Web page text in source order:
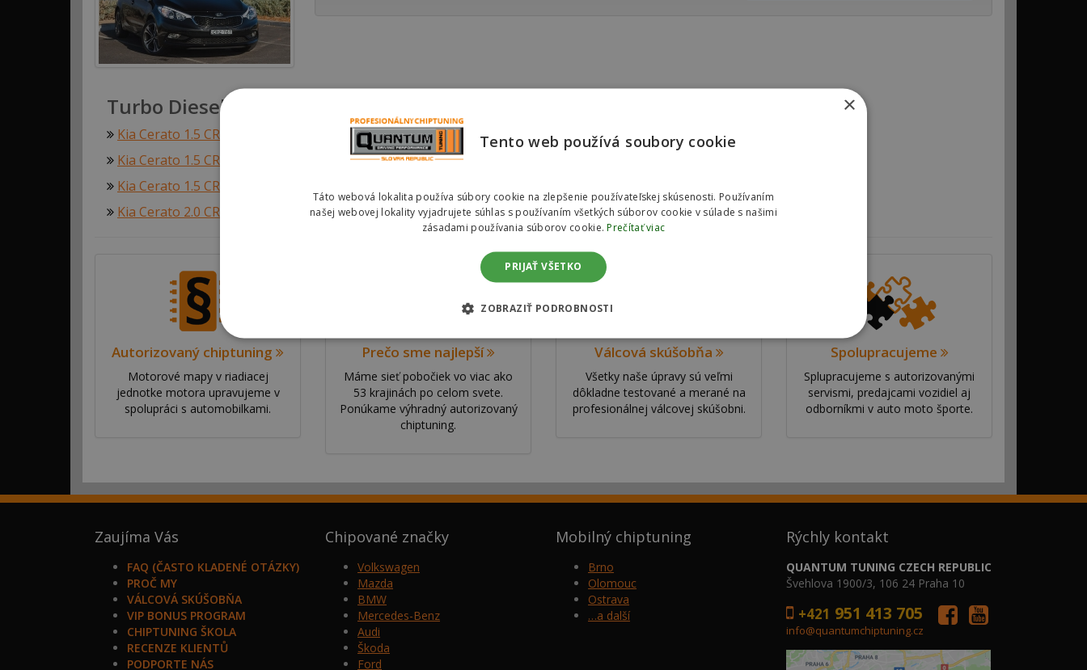
Turbo Diesel
Kia Cerato 1.5 CRD 65kw (88hp)
Kia Cerato 1.5 CRDi 75kw (102hp)
Kia Cerato 1.5 CRDi 75kw (102hp)
Kia Cerato 2.0 CRDi 83kw (113hp)
Autorizovaný chiptuning
Motorové mapy v riadiacej
jednotke motora upravujeme v
spolupráci s automobilkami.
Prečo sme najlepší
Máme sieť pobočiek vo viac ako
53 krajinách po celom svete.
Ponúkame výhradný autorizovaný
chiptuning.
Válcová skúšobňa
Všetky naše úpravy sú veľmi
dôkladne testované a merané na
profesionálnej válcovej skúšobni.
Spolupracujeme
Splupracujeme s autorizovanými
servismi, predajcami vozidiel aj
odborníkmi v auto moto športe.
Zaujíma Vás
FAQ (ČASTO KLADENÉ OTÁZKY)
PROČ MY
VÁLCOVÁ SKÚŠOBŇA
VIP BONUS PROGRAM
CHIPTUNING ŠKOLA
RECENZE KLIENTŮ
PODPORTE NÁS
Chipované značky
Volkswagen
Mazda
BMW
Mercedes-Benz
Audi
Škoda
Ford
Mobilný chiptuning
Brno
Olomouc
Ostrava
…a další
Rýchly kontakt
QUANTUM TUNING CZECH REPUBLIC
Švehlova 1900/3, 106 24 Praha 10
+421 951 413 705
info@quantumchiptuning.cz
×
Tento web používá soubory cookie
Táto webová lokalita používa súbory cookie na zlepšenie používateľskej skúsenosti. Používaním
našej webovej lokality vyjadrujete súhlas s používaním všetkých súborov cookie v súlade s našimi
zásadami používania súborov cookie.Prečítať viac
PRIJAŤ VŠETKO
ZOBRAZIŤ PODROBNOSTI